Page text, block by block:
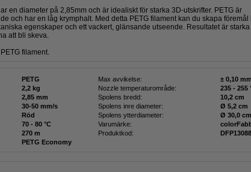
en diameter på 2,85mm och är idealiskt för starka 3D-utskrifter. PETG är
och har en låg krymphalt. Med detta PETG filament kan du skapa föremål
egenskaper och ett vackert, glänsande utseende. Resultatet är starka
att bli skeva.
filament.
PETG Max avvikelse:
± 0,10 mm
2,2 kg Nozzle temperaturområde:
235 - 255
2,85 mm Spolens bredd:
10,2 cm
30-50 mm/s Spolens inre diameter:
Ø 5,2 cm
Röd Spolens ytterdiameter:
Ø 30,0 cm
70 - 80 °C Varumärke:
270 m Produktkod:
DFP13088
PETG Economy